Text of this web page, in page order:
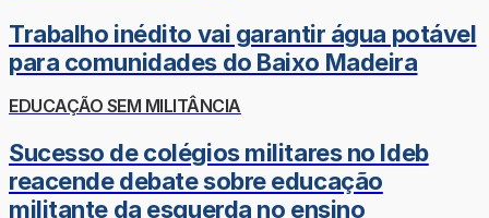
Trabalho inédito vai garantir água potável
para comunidades do Baixo Madeira
EDUCAÇÃO SEM MILITÂNCIA
Sucesso de colégios militares no Ideb
reacende debate sobre educação
militante da esquerda no ensino